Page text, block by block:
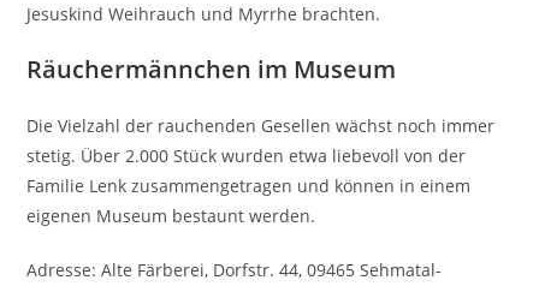
Jesuskind Weihrauch und Myrrhe brachten.
Räuchermännchen im Museum
Die Vielzahl der rauchenden Gesellen wächst noch immer
stetig. Über 2.000 Stück wurden etwa liebevoll von der
Familie Lenk zusammengetragen und können in einem
eigenen Museum bestaunt werden.
Adresse: Alte Färberei, Dorfstr. 44, 09465 Sehmatal-